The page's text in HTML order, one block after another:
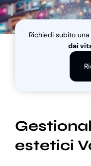
Blog
Richiedi subito
dai
estetici